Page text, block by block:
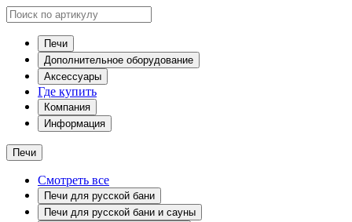
Печи
Дополнительное оборудование
Аксессуары
Где купить
Компания
Информация
Печи
Смотреть все
Печи для русской бани
Печи для русской бани и сауны